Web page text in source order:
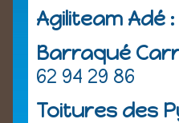
Agiliteam Adé :
Barraqué
62 94 29 86
Toitures des